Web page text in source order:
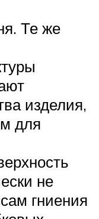
Те же
изделия,
для
не
гниения